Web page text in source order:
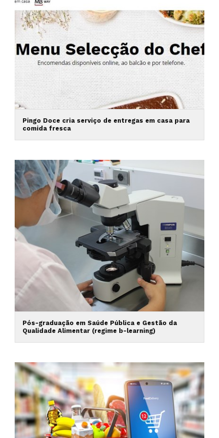
Pingo Doce cria serviço de entregas em casa para
comida fresca
Pós-graduação em Saúde Pública e Gestão da
Qualidade Alimentar (regime b-learning)